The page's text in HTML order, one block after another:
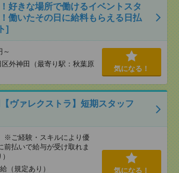
好きな場所で働けるイベントスタ
働いたその日に給料もらえる日払
]
～
外神田（最寄り駅：秋葉原
気になる！
ヴァレクストラ】短期スタッフ
ご経験・スキルにより優
前払いで給与が受け取れま
（規定あり）
気になる！